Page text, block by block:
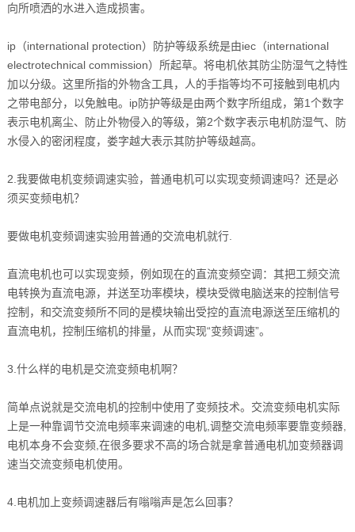
向所喷洒的水进入造成损害。
ip（international protection）防护等级系统是由iec（international
electrotechnical commission）所起草。将电机依其防尘防湿气之特性
加以分级。这里所指的外物含工具，人的手指等均不可接触到电机内
之带电部分，以免触电。ip防护等级是由两个数字所组成，第1个数字
表示电机离尘、防止外物侵入的等级，第2个数字表示电机防湿气、防
水侵入的密闭程度，娄字越大表示其防护等级越高。
2.我要做电机变频调速实验，普通电机可以实现变频调速吗？还是必
须买变频电机？
要做电机变频调速实验用普通的交流电机就行.
直流电机也可以实现变频，例如现在的直流变频空调：其把工频交流
电转换为直流电源，并送至功率模块，模块受微电脑送来的控制信号
控制，和交流变频所不同的是模块输出受控的直流电源送至压缩机的
直流电机，控制压缩机的排量，从而实现“变频调速”。
3.什么样的电机是交流变频电机啊？
简单点说就是交流电机的控制中使用了变频技术。交流变频电机实际
上是一种靠调节交流电频率来调速的电机,调整交流电频率要靠变频器,
电机本身不会变频,在很多要求不高的场合就是拿普通电机加变频器调
速当交流变频电机使用。
4.电机加上变频调速器后有嗡嗡声是怎么回事？